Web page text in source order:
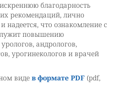
благодарность
рекомендаций, лично
что ознакомление с
повышению
андрологов,
урогинекологов и врачей
виде в формате PDF (pdf,